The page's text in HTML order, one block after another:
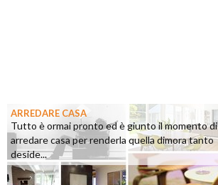
ARREDARE CASA
Tutto è ormai pronto ed è giunto il momento di
arredare casa per renderla quella dimora tanto
deside...